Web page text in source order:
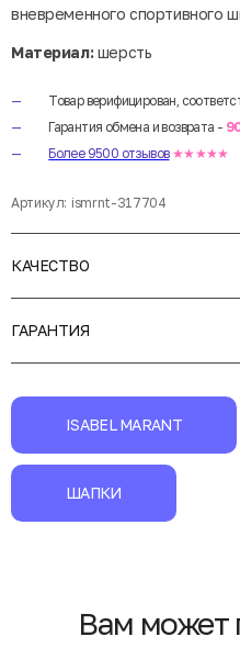
вневременного спортивного
Материал:шерсть
Товар верифицирован,
Гарантия обмена и возврата -
Более 9500 отзывов ★★★★★
Артикул: ismrnt-317704
КАЧЕСТВО
ГАРАНТИЯ
ISABEL MARANT
ШАПКИ
Вам может